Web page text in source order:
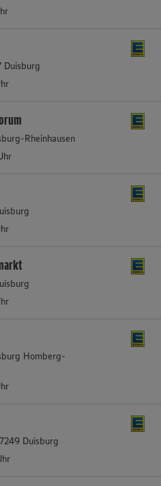
Duisburg
Rheinhausen
Homberg-
Duisburg